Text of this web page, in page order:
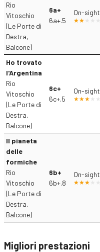
Rio
Vitoschio
(Le Porte di
Destra,
Balcone)
6a+
6a+.5
On-sight
Ho trovato
l'Argentina
Rio
Vitoschio
(Le Porte di
Destra,
Balcone)
6c+
6c+.5
On-sight
Il pianeta
delle
formiche
Rio
Vitoschio
(Le Porte di
Destra,
Balcone)
6b+
6b+.8
On-sight
Migliori prestazioni